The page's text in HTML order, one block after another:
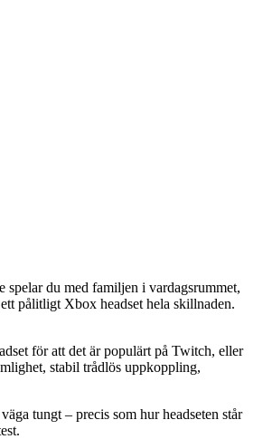
du med familjen i vardagsrummet,
pålitligt Xbox headset hela skillnaden.
för att det är populärt på Twitch, eller
stabil trådlös uppkoppling,
tungt – precis som hur headseten står